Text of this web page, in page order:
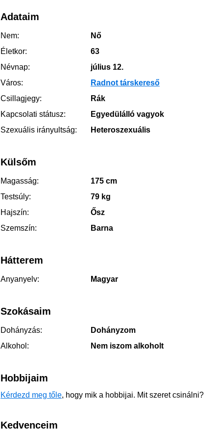
Adataim
Nem:
Nő
Életkor:
63
Névnap:
július 12.
Város:
Radnot társkereső
Csillagjegy:
Rák
Kapcsolati státusz:
Egyedülálló vagyok
Szexuális irányultság:
Heteroszexuális
Külsőm
Magasság:
175 cm
Testsúly:
79 kg
Hajszín:
Ősz
Szemszín:
Barna
Hátterem
Anyanyelv: Magyar
Szokásaim
Dohányzás:
Dohányzom
Alkohol:
Nem iszom alkoholt
Hobbijaim
Kérdezd meg tőle, hogy mik a hobbijai. Mit szeret csinálni?
Kedvenceim